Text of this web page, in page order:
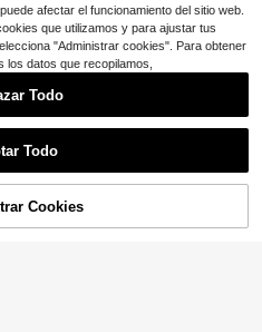
AÑADIR A LA BOLSA
afectar el funcionamiento del sitio web.
que utilizamos y para ajustar tus
"Administrar cookies". Para obtener
datos que recopilamos,
Todo
Todo
Cookies